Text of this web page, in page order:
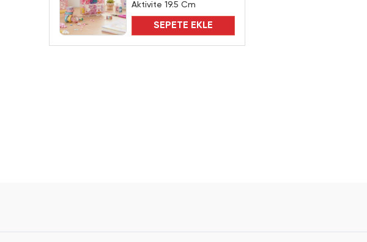
Aktivite 19.5 Cm
SEPETE EKLE